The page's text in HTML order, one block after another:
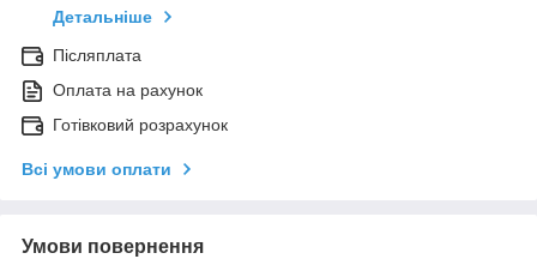
Детальніше
Післяплата
Оплата на рахунок
Готівковий розрахунок
Всі умови оплати
Умови повернення